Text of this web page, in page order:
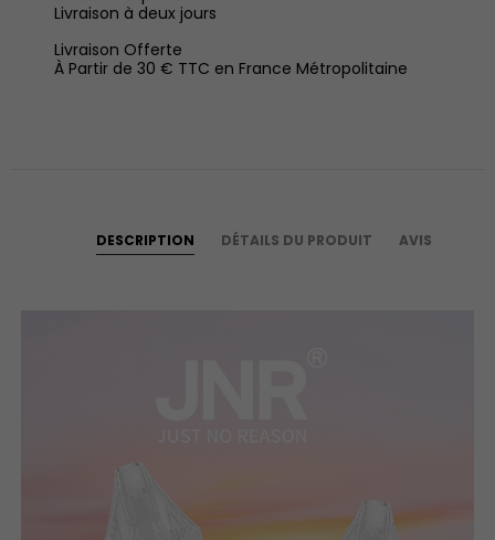
Livraison à deux jours
Livraison Offerte
À Partir de 30 € TTC en France Métropolitaine
DESCRIPTION DÉTAILS DU PRODUIT AVIS